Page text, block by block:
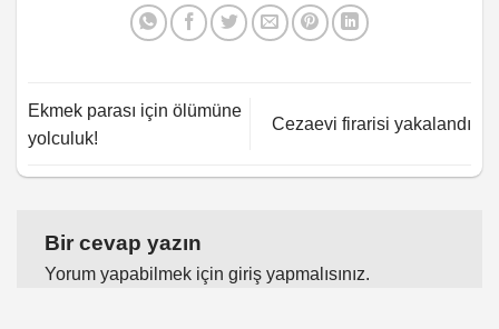
Ekmek parası için ölümüne
yolculuk!
Cezaevi firarisi yakalandı
Bir cevap yazın
Yorum yapabilmek için giriş yapmalısınız.